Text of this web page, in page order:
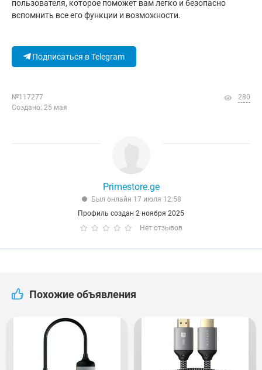
пользователя, которое поможет вам легко и безопасно
вспомнить все его функции и возможности.
Подписаться в Telegram
№117277
Создано: 25 мая
280
Primestore.ge
Был онлайн 17 июля 12:58
Профиль создан 2 ноября 2025
Нет отзывов
Похожие объявления